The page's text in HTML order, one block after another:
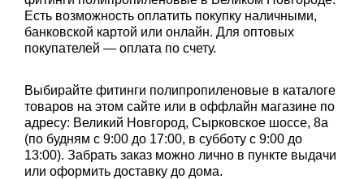
Есть возможность оплатить покупку наличными,
банковской картой или онлайн. Для оптовых
покупателей — оплата по счету.
Выбирайте фитинги полипропиленовые в каталоге
товаров на этом сайте или в оффлайн магазине по
адресу: Великий Новгород, Сырковское шоссе, 8а
(по будням с 9:00 до 17:00, в субботу с 9:00 до
13:00). Забрать заказ можно лично в пункте выдачи
или оформить доставку до дома.